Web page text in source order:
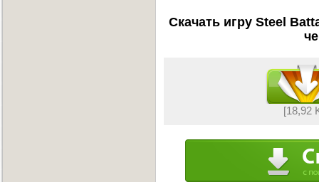
Скачать игру Steel
[18,92